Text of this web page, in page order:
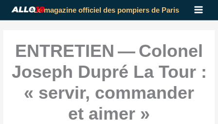
Aller
au
Le magazine officiel des pompiers de Paris
ENTRETIEN — Colonel
Joseph Dupré La Tour :
« servir, commander
et aimer »